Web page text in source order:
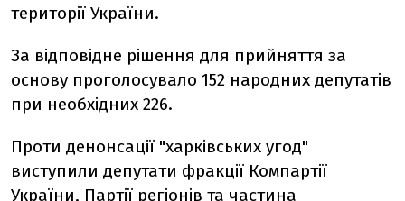
території України.
За відповідне рішення для прийняття за
основу проголосувало 152 народних депутатів
при необхідних 226.
Проти денонсації "харківських угод"
виступили депутати фракції Компартії
України, Партії регіонів та частина